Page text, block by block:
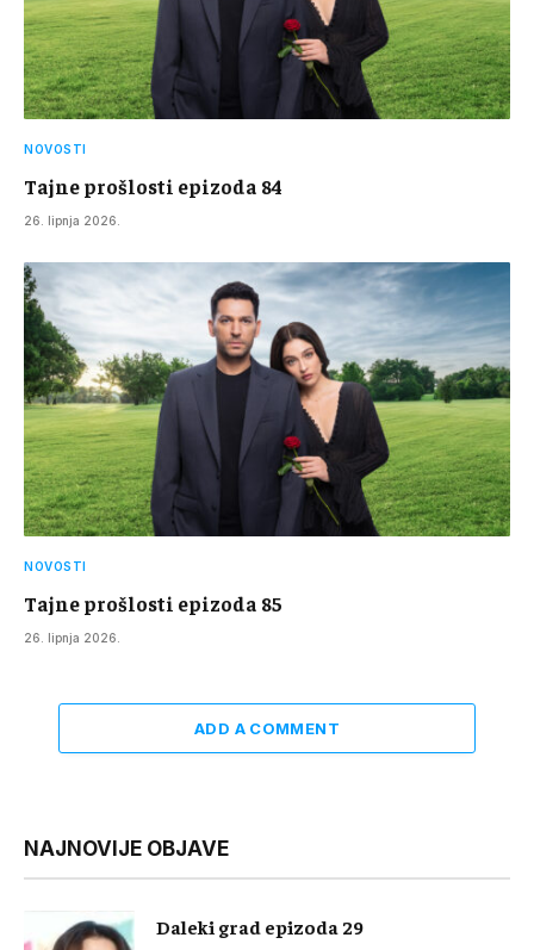
NOVOSTI
Tajne prošlosti epizoda 84
26. lipnja 2026.
NOVOSTI
Tajne prošlosti epizoda 85
26. lipnja 2026.
ADD A COMMENT
NAJNOVIJE OBJAVE
Daleki grad epizoda 29